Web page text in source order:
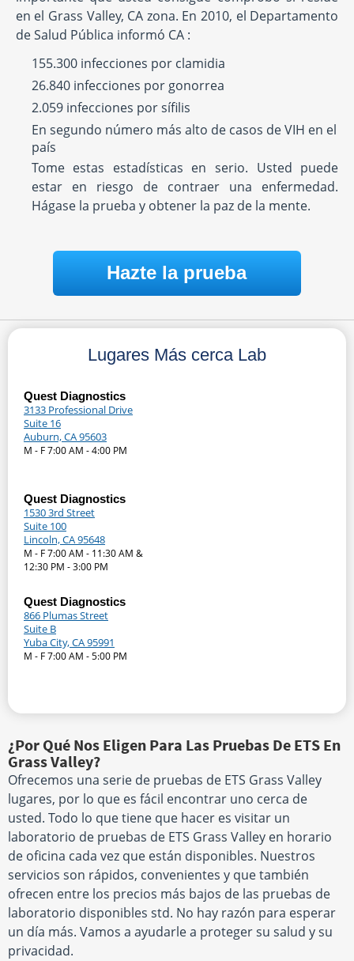
en el Grass Valley, CA zona. En 2010, el Departamento
de Salud Pública informó CA :
155.300 infecciones por clamidia
26.840 infecciones por gonorrea
2.059 infecciones por sífilis
En segundo número más alto de casos de VIH en el
país
Tome estas estadísticas en serio. Usted puede
estar en riesgo de contraer una enfermedad.
Hágase la prueba y obtener la paz de la mente.
Hazte la prueba
Lugares Más cerca Lab
Quest Diagnostics
3133 Professional Drive
Suite 16
Auburn, CA 95603
M - F 7:00 AM - 4:00 PM
Quest Diagnostics
1530 3rd Street
Suite 100
Lincoln, CA 95648
M - F 7:00 AM - 11:30 AM &
12:30 PM - 3:00 PM
Quest Diagnostics
866 Plumas Street
Suite B
Yuba City, CA 95991
M - F 7:00 AM - 5:00 PM
¿Por Qué Nos Eligen Para Las Pruebas De ETS En
Grass Valley?
Ofrecemos una serie de pruebas de ETS Grass Valley
lugares, por lo que es fácil encontrar uno cerca de
usted. Todo lo que tiene que hacer es visitar un
laboratorio de pruebas de ETS Grass Valley en horario
de oficina cada vez que están disponibles. Nuestros
servicios son rápidos, convenientes y que también
ofrecen entre los precios más bajos de las pruebas de
laboratorio disponibles std. No hay razón para esperar
un día más. Vamos a ayudarle a proteger su salud y su
privacidad.